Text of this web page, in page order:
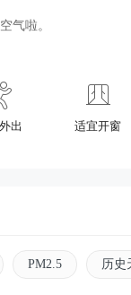
气啦。
出 适宜开窗
PM2.5 历史